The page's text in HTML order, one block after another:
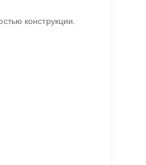
конструкции.